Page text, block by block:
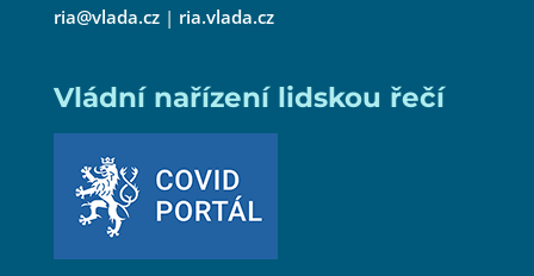
ria@vlada.cz| ria.vlada.cz
Vládní nařízení lidskou řečí